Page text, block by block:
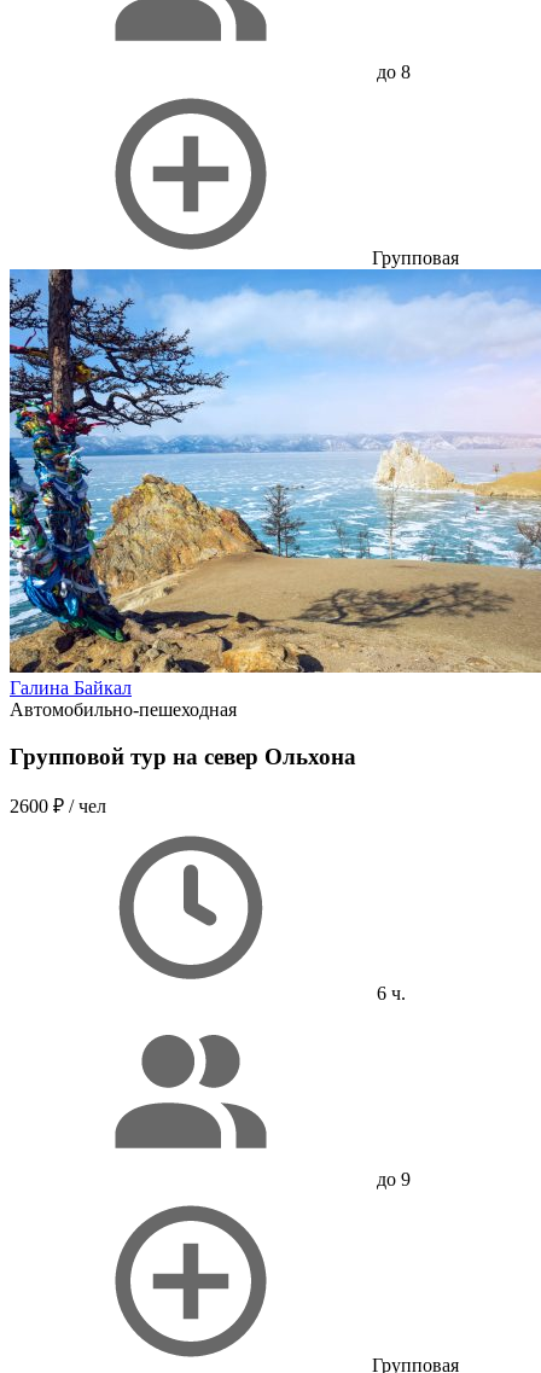
до 8
Групповая
Галина Байкал
Автомобильно-пешеходная
Групповой тур на север Ольхона
2600 ₽ / чел
6 ч.
до 9
Групповая